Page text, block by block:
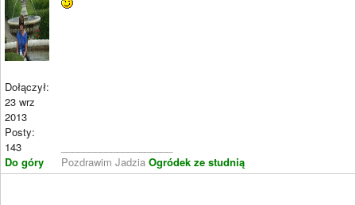
Dołączył:
23 wrz
2013
Posty:
143
Do góry
Pozdrawim Jadzia Ogródek ze studnią